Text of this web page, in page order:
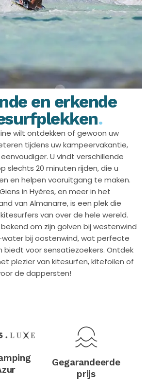
en erkende
.
wilt ontdekken of gewoon uw
tijdens uw kampeervakantie,
U vindt verschillende
slechts 20 minuten rijden, die u
en helpen vooruitgang te maken.
in Hyères, en meer in het
van Almanarre, is een plek die
van over de hele wereld.
om zijn golven bij westenwind
water bij oostenwind, wat perfecte
voor sensatiezoekers. Ontdek
plezier van kitesurfen, kitefoilen of
de dappersten!
Gegarandeerde
prijs